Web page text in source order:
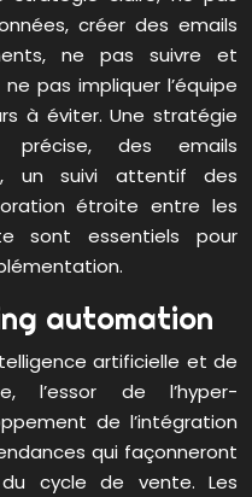
créer des emails
ne pas suivre et
pas impliquer l’équipe
à éviter. Une stratégie
précise, des emails
un suivi attentif des
étroite entre les
sont essentiels pour
automation
artificielle et de
l’essor de l’hyper-
de l’intégration
qui façonneront
du cycle de vente. Les